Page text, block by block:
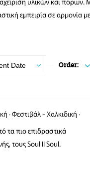
εμπειρία σε αρμονία
Date Order:
Φεστιβάλ - Χαλκιδική
τα πιο επιδραστικά
τους Soul II Soul.